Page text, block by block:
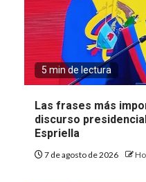
5 min de lectura
Las frases más
discurso
Espriella
7 de agosto de 2026